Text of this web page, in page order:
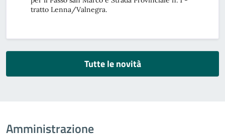
tratto Lenna/Valnegra.
Tutte le novità
Amministrazione